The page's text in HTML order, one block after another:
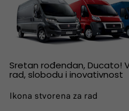
Sretan rođendan, Ducato!
rad, slobodu i inovativnost
Ikona stvorena za rad